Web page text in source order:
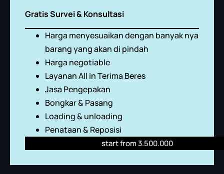
Gratis Survei & Konsultasi
Harga menyesuaikan dengan banyak nya
barang yang akan di pindah
Harga negotiable
Layanan All in Terima Beres
Jasa Pengepakan
Bongkar & Pasang
Loading & unloading
Penataan & Reposisi
start from 3.500.000